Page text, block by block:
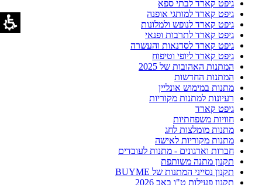
גיפט קארד לבתי ספא
גיפט קארד למותגי אופנה
גיפט קארד לנופש ולמלונות
גיפט קארד לתרבות ופנאי
גיפט קארד לסדנאות והעשרה
גיפט קארד ליופי וטיפוח
המתנות האהובות של 2025
המתנות החדשות
מתנות במימוש אונליין
רעיונות למתנות מקוריות
גיפט קארד
חוויות משפחתיות
מתנות מומלצות לחג
מתנות מקוריות לאישה
חברות וארגונים - מתנות לעובדים
תקנון מתנה משותפת
תקנון נסייני המתנות של BUYME
תקנון פעילות ט"ו באב 2026